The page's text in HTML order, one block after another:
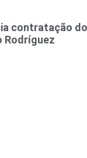
contratação
Rodríguez